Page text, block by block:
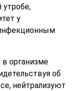
утробе,
у
организме
об
нейтрализуют